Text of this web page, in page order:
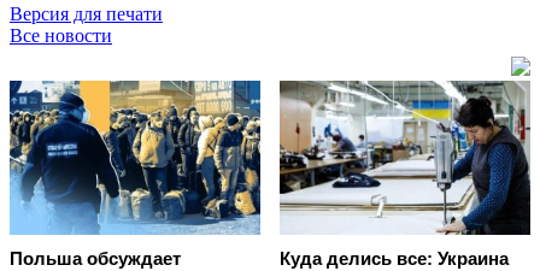
Версия для печати
Все новости
Польша обсуждает
Куда делись все: Украина